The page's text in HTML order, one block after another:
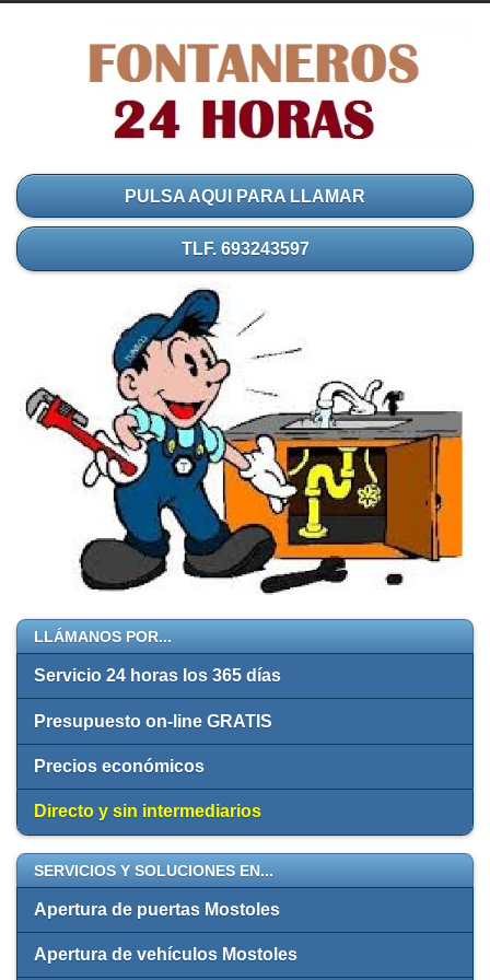
PULSA AQUI PARA LLAMAR
TLF. 693243597
LLÁMANOS POR...
Servicio 24 horas los 365 días
Presupuesto on-line GRATIS
Precios económicos
Directo y sin intermediarios
SERVICIOS Y SOLUCIONES EN...
Apertura de puertas Mostoles
Apertura de vehículos Mostoles